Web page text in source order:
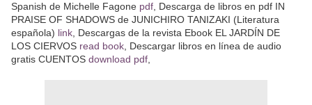
Spanish de Michelle Fagone pdf , Descarga de libros en pdf IN
PRAISE OF SHADOWS de JUNICHIRO TANIZAKI (Literatura
española) link , Descargas de la revista Ebook EL JARDÍN DE
LOS CIERVOS read book , Descargar libros en línea de audio
gratis CUENTOS download pdf